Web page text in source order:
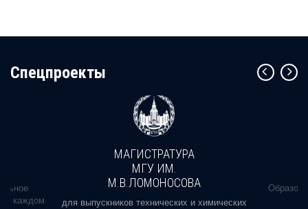
Cпецпроекты
в каждом
МАГИСТРАТУРА
МГУ ИМ.
М.В.ЛОМОНОСОВА
для выпускников технических и химических